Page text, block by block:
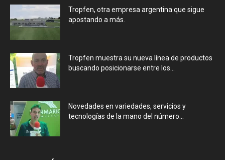
Tropfen, otra empresa argentina que sigue
apostando a más.
Tropfen muestra su nueva línea de productos
buscando posicionarse entre los...
Novedades en variedades, servicios y
tecnologías de la mano del número...